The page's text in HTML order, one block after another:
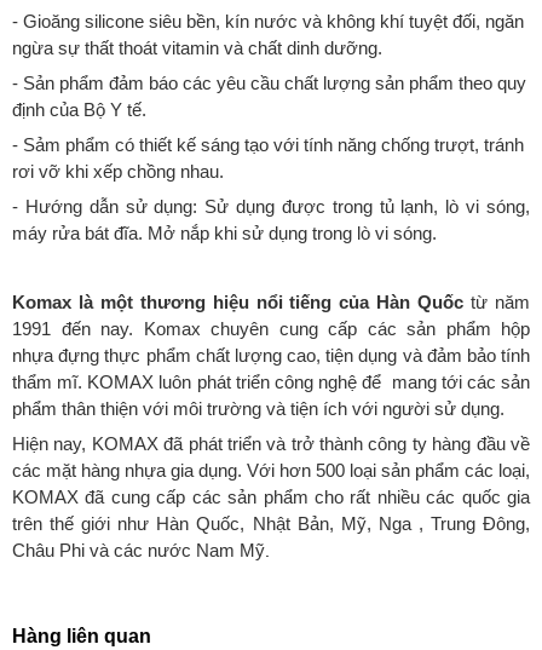
- Gioăng silicone siêu bền, kín nước và không khí tuyệt đối, ngăn
ngừa sự thất thoát vitamin và chất dinh dưỡng.
- Sản phẩm đảm báo các yêu cầu chất lượng sản phẩm theo quy
định của Bộ Y tế.
- Sảm phẩm có thiết kế sáng tạo với tính năng chống trượt, tránh
rơi vỡ khi xếp chồng nhau.
- Hướng dẫn sử dụng: Sử dụng được trong tủ lạnh, lò vi sóng,
máy rửa bát đĩa. Mở nắp khi sử dụng trong lò vi sóng.
Komax là một thương hiệu nổi tiếng của Hàn Quốc từ năm
1991 đến nay. Komax chuyên cung cấp các sản phẩm
hộp
nhựa đựng thực phẩm chất lượng cao, tiện dụng và đảm bảo tính
thẩm mĩ. KOMAX luôn phát triển công nghệ để mang tới các sản
phẩm thân thiện với môi trường và tiện ích với người sử dụng.
Hiện nay, KOMAX đã phát triển và trở thành công ty hàng đầu về
các mặt hàng nhựa gia dụng. Với hơn 500 loại sản phẩm các loại,
KOMAX đã cung cấp các sản phẩm cho rất nhiều các quốc gia
trên thế giới như Hàn Quốc, Nhật Bản, Mỹ, Nga , Trung Đông,
Châu Phi và các nước Nam Mỹ.
Hàng liên quan